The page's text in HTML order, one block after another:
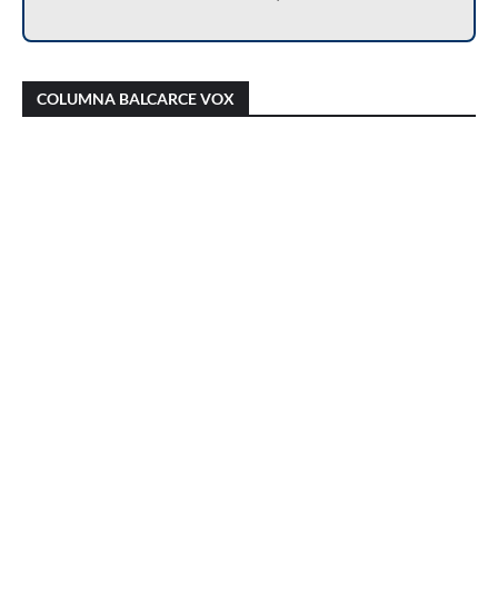
COLUMNA BALCARCE VOX
que se conozca la carga horaria de cada
médico/a municipal
cuestionó el proyecto de reforma de la Ley de
Tierras y advirtió sobre una “entrega total”